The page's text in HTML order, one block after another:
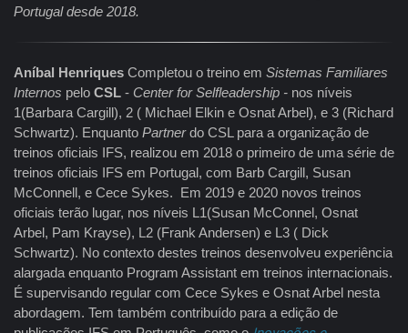
Portugal desde 2018.
Aníbal Henriques Completou o treino em Sistemas Familiares
Internos pelo CSL - Center for Selfleadership - nos níveis
1(Barbara Cargill), 2 ( Michael Elkin e Osnat Arbel), e 3 (Richard
Schwartz). Enquanto Partnerdo CSL para a organização de
treinos oficiais IFS, realizou em 2018 o primeiro de uma série de
treinos oficiais IFS em Portugal, com Barb Cargill, Susan
McConnell, e Cece Sykes. Em 2019 e 2020 novos treinos
oficiais terão lugar, nos níveis L1(Susan McConnel, Osnat
Arbel, Pam Krayse), L2 (Frank Andersen) e L3 ( Dick
Schwartz). No contexto destes treinos desenvolveu experiência
alargada enquanto Program Assistant em treinos internacionais.
É supervisando regular com Cece Sykes e Osnat Arbel nesta
abordagem. Tem também contribuído para a edição de